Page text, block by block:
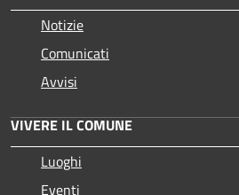
Notizie
Comunicati
Avvisi
VIVERE IL COMUNE
Luoghi
Eventi